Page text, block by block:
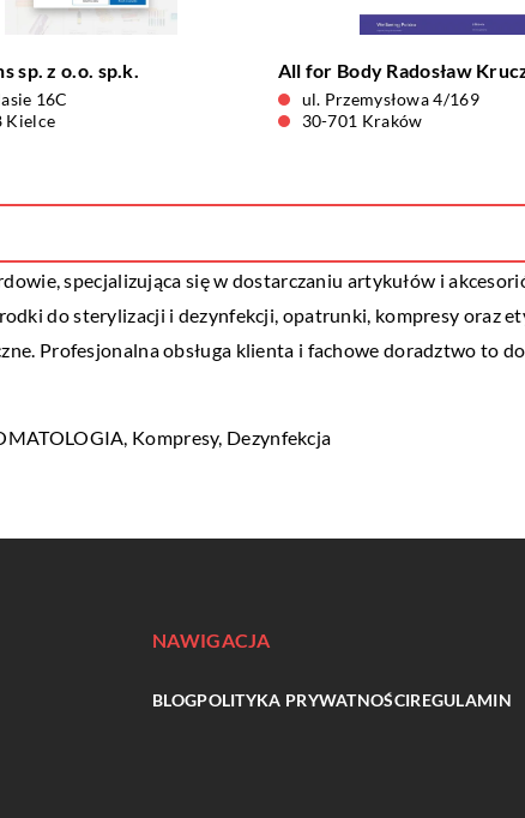
sp. z o.o. sp.k.
16C
Kielce
All for Body Radosław
ul. Przemysłowa 4/169
30-701 Kraków
specjalizująca się w dostarczaniu artykułów i
do sterylizacji i dezynfekcji, opatrunki, kompresy oraz
Profesjonalna obsługa klienta i fachowe doradztwo to
, Kompresy, Dezynfekcja
NAWIGACJA
BLOGPOLITYKA PRYWATNOŚCIREGULAMIN